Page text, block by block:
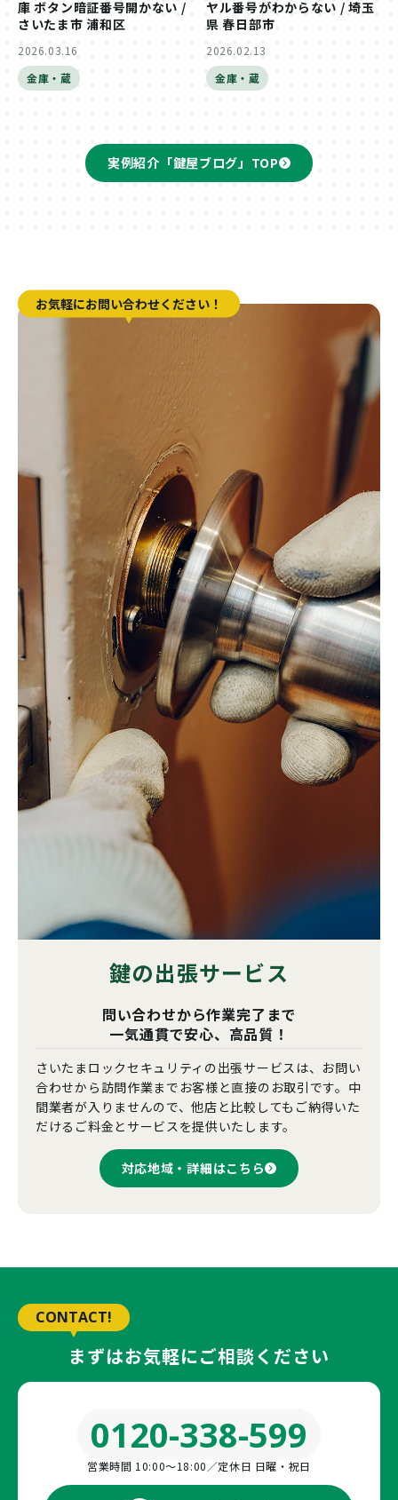
庫 ボタン暗証番号開かない /
さいたま市 浦和区
2026.03.16
金庫・蔵
ヤル番号がわからない / 埼玉
県 春日部市
2026.02.13
金庫・蔵
実例紹介「鍵屋ブログ」TOP
お気軽にお問い合わせください！
鍵の出張サービス
問い合わせから作業完了まで
一気通貫で安心、高品質！
さいたまロックセキュリティの出張サービスは、お問い
合わせから訪問作業までお客様と直接のお取引です。中
間業者が入りませんので、他店と比較してもご納得いた
だけるご料金とサービスを提供いたします。
対応地域・詳細はこちら
CONTACT!
まずはお気軽にご相談ください
0120-338-599
営業時間 10:00〜18:00／定休日 日曜・祝日